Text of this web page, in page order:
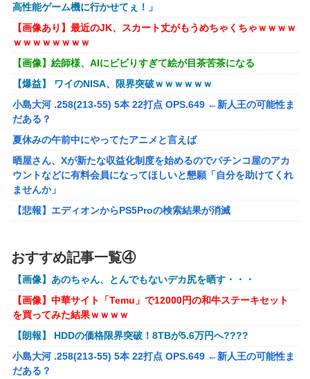
【放送事故】フジテレビ、女子大生を大量投入して闇深エロ
番組ｗｗｗｗ
【悲報】坂口杏里を家に住ませてあげた結果ｗｗｗｗ
【画像】女性、『大人のおもちゃ』を入れたままMRI検査を
受けた結果 →
「テイルズオブシンフォニア リマスター」発売日が2/16に
決定！最新の「発売日告知トレーラー」も公開！
実際『ゼルダ 時オカ』→『風タク』の時の空気感を知りた
い
昭和戦隊のロボデザイン、配信で追って見ると…
【画像】 キャミイの18万円の最新フィギュア、ガチで作り
【にじさんじ】委員長、Claude Codeまで手出してるん
か…『もう何でも作れそうやな』
モバＰ「アイドルにセクハラをします」
【画像】漫画・アニメの「武人系敵幹部」に付きまといがち
な疑問ｗｗｗｗ
【種運命】ネオが結局よく分からないまま新しい映画が終わ
った後ももやもやしてる
高性能ゲーム機に行かせてぇ！」
【画像あり】最近のJK、スカート丈がもうめちゃくちゃｗｗｗｗ
ｗｗｗｗｗｗｗｗ
【画像】絵師様、AIにビビりすぎて絵が目茶苦茶になる
【爆益】 ワイのNISA、限界突破ｗｗｗｗｗｗ
小島大河 .258(213-55) 5本 22打点 OPS.649 ←新人王の可能性ま
だある？
夏休みの午前中にやってたアニメと言えば
晒屋さん、Xが新たな収益化制度を始めるのでパチンコ屋のアカ
ウントなどに有料会員になってほしいと懇願「自分を助けてくれ
ませんか」
【悲報】エディオンからPS5Proの検索結果が消滅
※ガンダム ガンキャノン ガンタンク ガン○○○ ←一番違和
感ないV作戦の4機目を考えた奴が優勝
【オリジナル可動フィギュア】WIND TOYS「タイタン スーパー
アクションマッスルボディ」可動フィギュア各種【予約開始】
【重音テト】コナミデフォルメフィギュア「重音テト 通常衣装
Ver.」「重音テト SV衣装Ver.」【彩色原型公開】
国内スイッチ2普及ペース深刻。販売不振だった3DSに負けそう
おすすめ記事一覧④
【画像】あのちゃん、とんでもないデカ尻を晒す・・・
【画像】中華サイト「Temu」で12000円の和牛ステーキセット
を買ってみた結果ｗｗｗｗ
【朗報】 HDDの価格限界突破！8TBが5.6万円へ????
小島大河 .258(213-55) 5本 22打点 OPS.649 ←新人王の可能性ま
だある？